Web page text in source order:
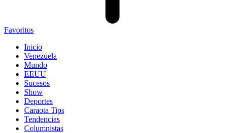
Favoritos
Inicio
Venezuela
Mundo
EEUU
Sucesos
Show
Deportes
Caraota Tips
Tendencias
Columnistas